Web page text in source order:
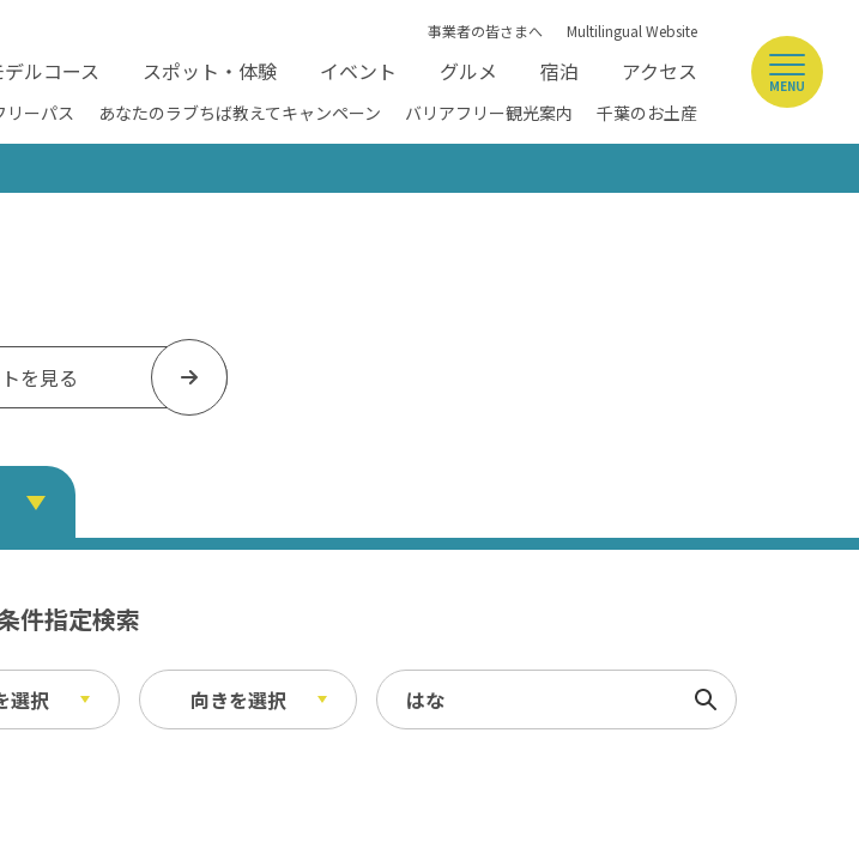
事業者の皆さまへ Multilingual Website
デルコース スポット・体験 イベント グルメ 宿泊 アクセス
リーパス あなたのラブちば教えてキャンペーン バリアフリー観光案内 千葉のお土産
MENU
を見る
件指定検索
選択 向きを選択 検索